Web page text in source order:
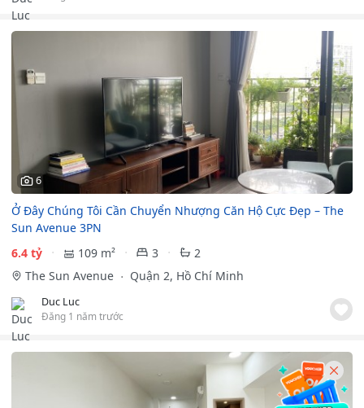
6
Ở Đây Chúng Tôi Cần Chuyển Nhượng Căn Hộ Cực Đẹp – The
Sun Avenue 3PN
6.4 tỷ
109 m² 3
2
The Sun Avenue
Quận 2, Hồ Chí Minh
Duc Luc
Đăng 1 năm trước